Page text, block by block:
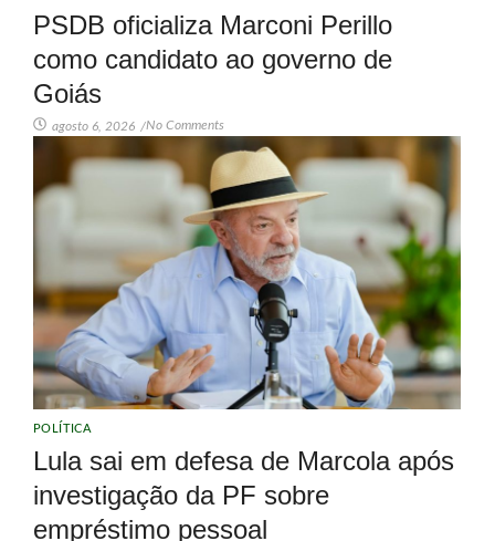
PSDB oficializa Marconi Perillo
como candidato ao governo de
Goiás
agosto 6, 2026 /No Comments
POLÍTICA
Lula sai em defesa de Marcola após
investigação da PF sobre
empréstimo pessoal